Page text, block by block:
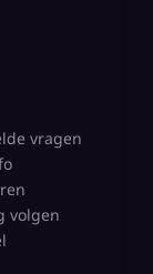
vragen
volgen